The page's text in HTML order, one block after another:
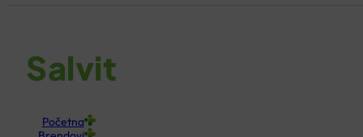
Salvit
Početna